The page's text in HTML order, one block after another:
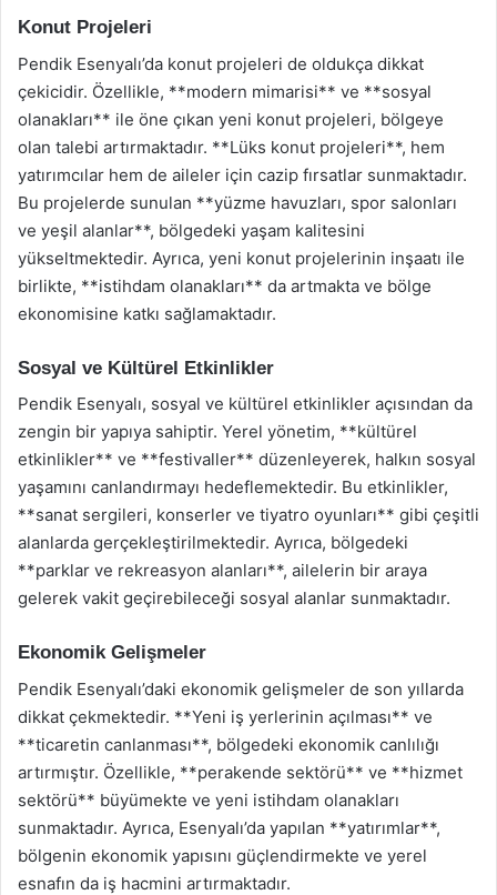
Konut Projeleri
Pendik Esenyalı’da konut projeleri de oldukça dikkat
çekicidir. Özellikle, **modern mimarisi** ve **sosyal
olanakları** ile öne çıkan yeni konut projeleri, bölgeye
olan talebi artırmaktadır. **Lüks konut projeleri**, hem
yatırımcılar hem de aileler için cazip fırsatlar sunmaktadır.
Bu projelerde sunulan **yüzme havuzları, spor salonları
ve yeşil alanlar**, bölgedeki yaşam kalitesini
yükseltmektedir. Ayrıca, yeni konut projelerinin inşaatı ile
birlikte, **istihdam olanakları** da artmakta ve bölge
ekonomisine katkı sağlamaktadır.
Sosyal ve Kültürel Etkinlikler
Pendik Esenyalı, sosyal ve kültürel etkinlikler açısından da
zengin bir yapıya sahiptir. Yerel yönetim, **kültürel
etkinlikler** ve **festivaller** düzenleyerek, halkın sosyal
yaşamını canlandırmayı hedeflemektedir. Bu etkinlikler,
**sanat sergileri, konserler ve tiyatro oyunları** gibi çeşitli
alanlarda gerçekleştirilmektedir. Ayrıca, bölgedeki
**parklar ve rekreasyon alanları**, ailelerin bir araya
gelerek vakit geçirebileceği sosyal alanlar sunmaktadır.
Ekonomik Gelişmeler
Pendik Esenyalı’daki ekonomik gelişmeler de son yıllarda
dikkat çekmektedir. **Yeni iş yerlerinin açılması** ve
**ticaretin canlanması**, bölgedeki ekonomik canlılığı
artırmıştır. Özellikle, **perakende sektörü** ve **hizmet
sektörü** büyümekte ve yeni istihdam olanakları
sunmaktadır. Ayrıca, Esenyalı’da yapılan **yatırımlar**,
bölgenin ekonomik yapısını güçlendirmekte ve yerel
esnafın da iş hacmini artırmaktadır.